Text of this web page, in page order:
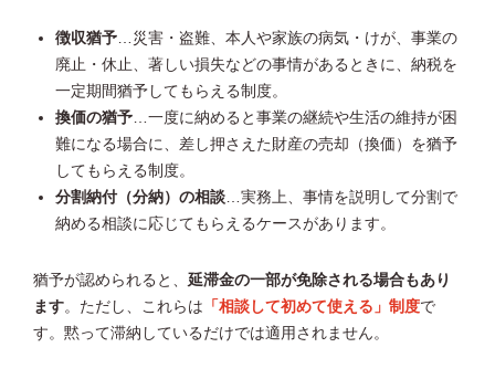
徴収猶予 …災害・盗難、本人や家族の病気・けが、事業の
廃止・休止、著しい損失などの事情があるときに、納税を
一定期間猶予してもらえる制度。
換価の猶予 …一度に納めると事業の継続や生活の維持が困
難になる場合に、差し押さえた財産の売却（換価）を猶予
してもらえる制度。
分割納付（分納）の相談 …実務上、事情を説明して分割で
納める相談に応じてもらえるケースがあります。
猶予が認められると、 延滞金の一部が免除される場合もあり
ます。ただし、これらは 「相談して初めて使える」制度で
す。黙って滞納しているだけでは適用されません。